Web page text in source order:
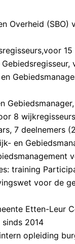
Overheid
8
7 deelnemers
en
training
voor de
Etten-
2014
opleiding